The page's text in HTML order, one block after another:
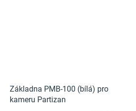
Základna PMB‑100 (bílá) pro
kameru Partizan